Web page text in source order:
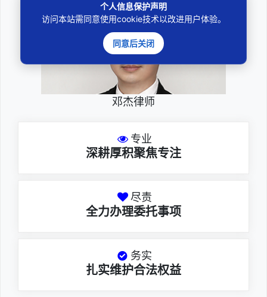
邓杰律师
专业
深耕厚积聚焦专注
尽责
全力办理委托事项
务实
扎实维护合法权益
个人信息保护声明
访问本站需同意使用cookie技术以改进用户体验。
同意后关闭